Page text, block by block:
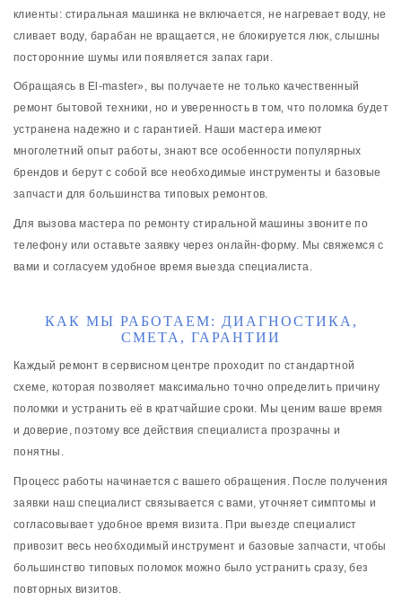
клиенты: стиральная машинка не включается, не нагревает воду, не
сливает воду, барабан не вращается, не блокируется люк, слышны
посторонние шумы или появляется запах гари.
Обращаясь в El-master», вы получаете не только качественный
ремонт бытовой техники, но и уверенность в том, что поломка будет
устранена надежно и с гарантией. Наши мастера имеют
многолетний опыт работы, знают все особенности популярных
брендов и берут с собой все необходимые инструменты и базовые
запчасти для большинства типовых ремонтов.
Для вызова мастера по ремонту стиральной машины звоните по
телефону или оставьте заявку через онлайн-форму. Мы свяжемся с
вами и согласуем удобное время выезда специалиста.
КАК МЫ РАБОТАЕМ: ДИАГНОСТИКА,
СМЕТА, ГАРАНТИИ
Каждый ремонт в сервисном центре проходит по стандартной
схеме, которая позволяет максимально точно определить причину
поломки и устранить её в кратчайшие сроки. Мы ценим ваше время
и доверие, поэтому все действия специалиста прозрачны и
понятны.
Процесс работы начинается с вашего обращения. После получения
заявки наш специалист связывается с вами, уточняет симптомы и
согласовывает удобное время визита. При выезде специалист
привозит весь необходимый инструмент и базовые запчасти, чтобы
большинство типовых поломок можно было устранить сразу, без
повторных визитов.